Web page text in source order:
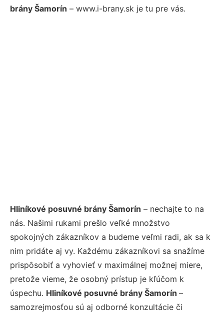
brány Šamorín – www.i-brany.sk je tu pre vás.
Hliníkové posuvné brány Šamorín – nechajte to na
nás. Našimi rukami prešlo veľké množstvo
spokojných zákazníkov a budeme veľmi radi, ak sa k
nim pridáte aj vy. Každému zákazníkovi sa snažíme
prispôsobiť a vyhovieť v maximálnej možnej miere,
pretože vieme, že osobný prístup je kľúčom k
úspechu. Hliníkové posuvné brány Šamorín –
samozrejmosťou sú aj odborné konzultácie či